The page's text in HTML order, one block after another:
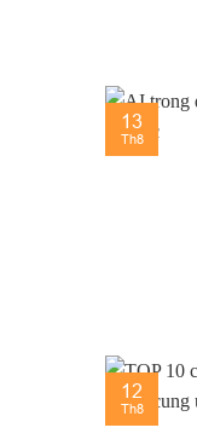
13
Th8
12
Th8